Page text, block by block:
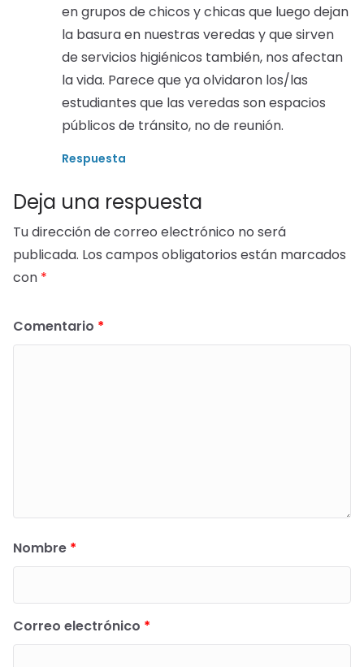
en grupos de chicos y chicas que luego dejan
la basura en nuestras veredas y que sirven
de servicios higiénicos también, nos afectan
la vida. Parece que ya olvidaron los/las
estudiantes que las veredas son espacios
públicos de tránsito, no de reunión.
Respuesta
Deja una respuesta
Tu dirección de correo electrónico no será
publicada. Los campos obligatorios están marcados
con *
Comentario *
Nombre *
Correo electrónico *